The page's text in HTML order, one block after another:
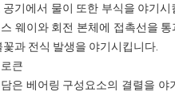
공기에서 물이 또한 부식을 야기
웨이와 회전 본체에 접촉선을
꽃과 전식 발생을 야기시킵니다.
큰
은 베어링 구성요소의 결렬을 야